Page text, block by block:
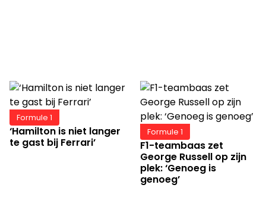
Formule 1
‘Hamilton is niet langer
te gast bij Ferrari’
Formule 1
F1-teambaas zet
George Russell op zijn
plek: ‘Genoeg is
genoeg’